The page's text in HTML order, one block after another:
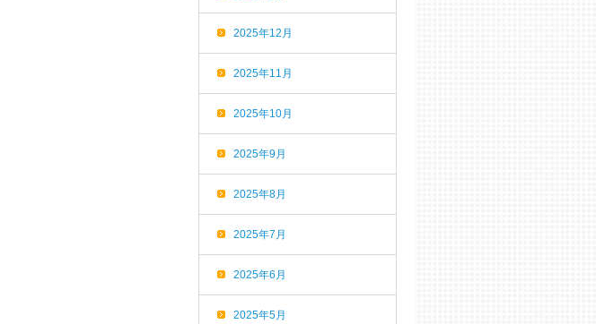
2025年12月
2025年11月
2025年10月
2025年9月
2025年8月
2025年7月
2025年6月
2025年5月